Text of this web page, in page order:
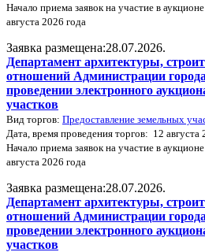
Начало приема заявок на участие в
августа 2026 года
Заявка размещена:28.07.2026.
Департамент архитектуры,
отношений Администрации
проведении электронного
участков
Вид торгов: Предоставление земельных
Дата, время проведения торгов: 12 августа
Начало приема заявок на участие в
августа 2026 года
Заявка размещена:28.07.2026.
Департамент архитектуры,
отношений Администрации
проведении электронного
участков